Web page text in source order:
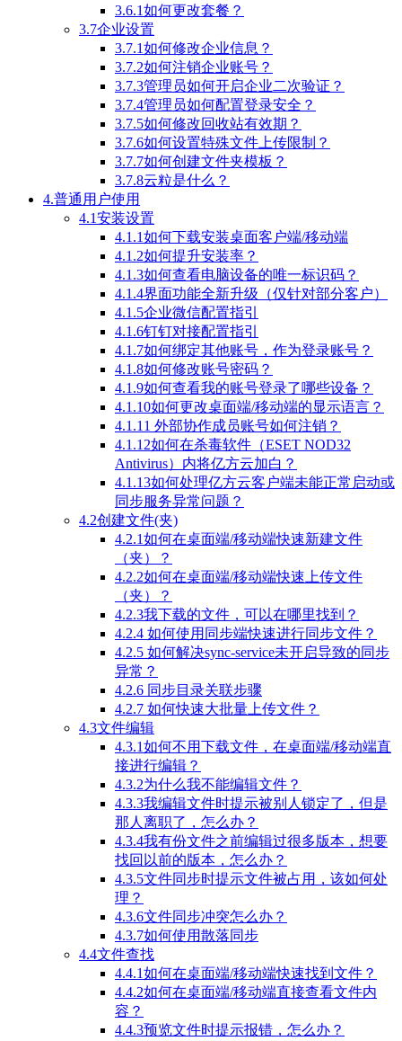
3.6.1如何更改套餐？
3.7企业设置
3.7.1如何修改企业信息？
3.7.2如何注销企业账号？
3.7.3管理员如何开启企业二次验证？
3.7.4管理员如何配置登录安全？
3.7.5如何修改回收站有效期？
3.7.6如何设置特殊文件上传限制？
3.7.7如何创建文件夹模板？
3.7.8云粒是什么？
4.普通用户使用
4.1安装设置
4.1.1如何下载安装桌面客户端/移动端
4.1.2如何提升安装率？
4.1.3如何查看电脑设备的唯一标识码？
4.1.4界面功能全新升级（仅针对部分客户）
4.1.5企业微信配置指引
4.1.6钉钉对接配置指引
4.1.7如何绑定其他账号，作为登录账号？
4.1.8如何修改账号密码？
4.1.9如何查看我的账号登录了哪些设备？
4.1.10如何更改桌面端/移动端的显示语言？
4.1.11 外部协作成员账号如何注销？
4.1.12如何在杀毒软件（ESET NOD32
Antivirus）内将亿方云加白？
4.1.13如何处理亿方云客户端未能正常启动或
同步服务异常问题？
4.2创建文件(夹)
4.2.1如何在桌面端/移动端快速新建文件
（夹）？
4.2.2如何在桌面端/移动端快速上传文件
（夹）？
4.2.3我下载的文件，可以在哪里找到？
4.2.4 如何使用同步端快速进行同步文件？
4.2.5 如何解决sync-service未开启导致的同步
异常？
4.2.6 同步目录关联步骤
4.2.7 如何快速大批量上传文件？
4.3文件编辑
4.3.1如何不用下载文件，在桌面端/移动端直
接进行编辑？
4.3.2为什么我不能编辑文件？
4.3.3我编辑文件时提示被别人锁定了，但是
那人离职了，怎么办？
4.3.4我有份文件之前编辑过很多版本，想要
找回以前的版本，怎么办？
4.3.5文件同步时提示文件被占用，该如何处
理？
4.3.6文件同步冲突怎么办？
4.3.7如何使用散落同步
4.4文件查找
4.4.1如何在桌面端/移动端快速找到文件？
4.4.2如何在桌面端/移动端直接查看文件内
容？
4.4.3预览文件时提示报错，怎么办？